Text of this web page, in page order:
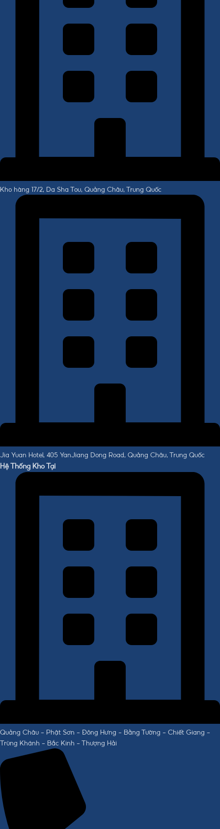
Kho hàng 17/2, Da Sha Tou, Quảng Châu, Trung Quốc
Jia Yuan Hotel, 405 YanJiang Dong Road, Quảng Châu, Trung Quốc
Hệ Thống Kho Tại
Quảng Châu - Phật Sơn - Đông Hưng - Bằng Tường - Chiết Giang -
Trùng Khánh - Bắc Kinh - Thượng Hải